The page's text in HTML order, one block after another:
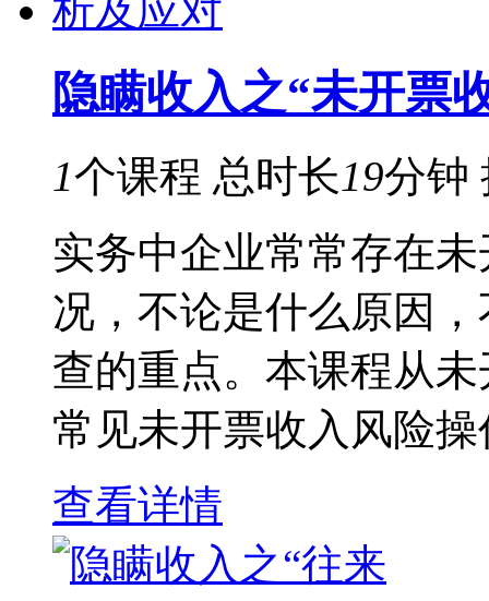
隐瞒收入之“未开票
1个课程 总时长19分钟
实务中企业常常存在
况，不论是什么原因
查的重点。本课程从
常见未开票收入风险
查看详情